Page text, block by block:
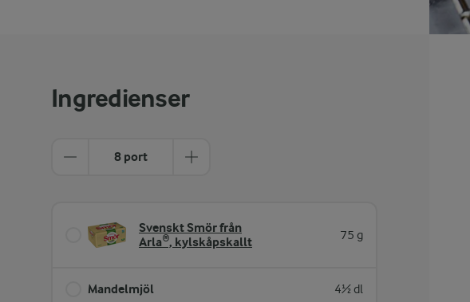
Ingredienser
8 port
Svenskt Smör från
Arla®, kylskåpskallt
75 g
Mandelmjöl 4½ dl